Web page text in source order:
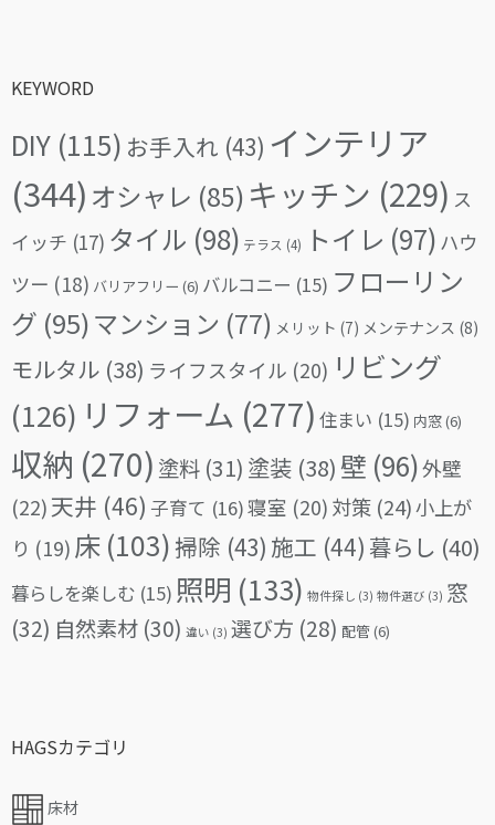
KEYWORD
DIY (115) お手入れ (43) インテリア
(344) オシャレ (85) キッチン (229) ス
イッチ (17) タイル (98) テラス (4) トイレ (97) ハウ
ツー (18) バリアフリー (6) バルコニー (15) フローリン
グ (95)マンション (77) メリット (7) メンテナンス (8)
モルタル (38) ライフスタイル (20) リビング
(126) リフォーム (277) 住まい (15) 内窓(6)
収納 (270) 塗料 (31) 塗装 (38) 壁 (96)外壁
(22)天井 (46) 子育て (16)寝室 (20) 対策 (24)小上が
り (19) 床 (103)掃除 (43) 施工 (44) 暮らし (40)
暮らしを楽しむ (15) 照明 (133) 物件探し (3) 物件選び (3) 窓
(32) 自然素材 (30) 違い (3) 選び方 (28) 配管(6)
HAGSカテゴリ
床材